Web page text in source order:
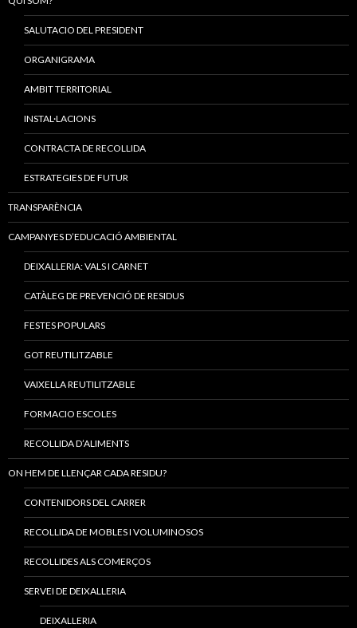
SALUTACIO DEL PRESIDENT
ORGANIGRAMA
AMBIT TERRITORIAL
INSTAL·LACIONS
CONTRACTA DE RECOLLIDA
ESTRATEGIES DE FUTUR
TRANSPARÈNCIA
CAMPANYES D’EDUCACIÓ AMBIENTAL
DEIXALLERIA: VALS I CARNET
CATÀLEG DE PREVENCIÓ DE RESIDUS
FESTES POPULARS
GOT REUTILITZABLE
VAIXELLA REUTILITZABLE
FORMACIO ESCOLES
RECOLLIDA D’ALIMENTS
ON HEM DE LLENÇAR CADA RESIDU?
CONTENIDORS DEL CARRER
RECOLLIDA DE MOBLES I VOLUMINOSOS
RECOLLIDES ALS COMERÇOS
SERVEI DE DEIXALLERIA
DEIXALLERIA